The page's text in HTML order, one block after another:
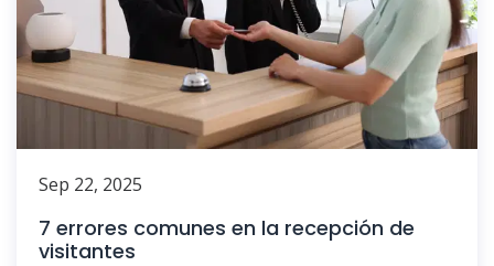
Sep 22, 2025
7 errores comunes en la recepción de
visitantes